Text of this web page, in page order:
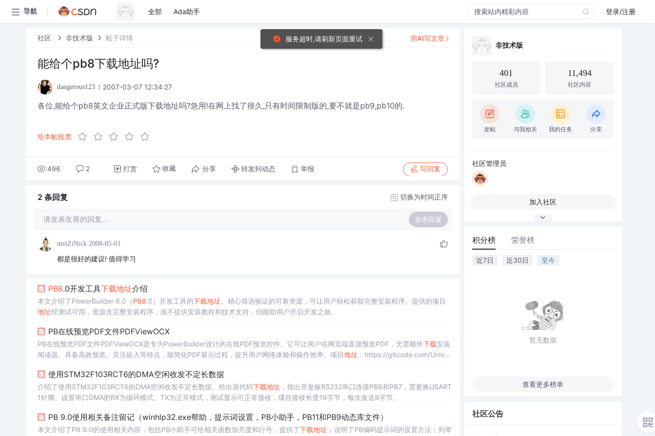
导航 全部 Ada助手 登录/注册
社区 非技术版 帖子详情
能给个pb8下载地址吗?
dangerous123 2007-03-07 12:34:27
各位,能给个pb8英文企业正式版下载地址吗?急用!在网上找了很久,只有时间限制版的,要不就是pb9,pb10的.
给本帖投票
496 2 打赏 收藏 分享 转发到动态 举报 写回复
用AI写文章
2 条回复 切换为时间正序
请发表友善的回复… 发表回复
meiZiNick 2008-05-01
都是很好的建议! 值得学习
PB8.0开发工具下载地址介绍
本文介绍了PowerBuilder 8.0（PB8.0）开发工具的下载地址。精心筛选验证的可靠资源，可让用户轻松获取完整安装程序。提供的项目
地址经测试可用，资源含完整安装程序，虽不提供安装教程和技术支持，但能助用户开启开发之旅。
PB在线预览PDF文件PDFViewOCX
PB在线预览PDF文件PDFViewOCX是专为PowerBuilder设计的在线PDF预览控件。它可让用户在网页端直接预览PDF，无需额外下载安装
阅读器。具备高效预览、灵活嵌入等特点，能简化PDF展示过程，提升用户网络体验和操作效率。项目地址 ：https://gitcode.com/Univer
使用STM32F103RCT6的DMA空闲收发不定长数据
介绍了使用STM32F103RCT6的DMA空闲收发不定长数据。给出源代码下载地址 ，指出开发板RS232串口连接PB6和PB7，需更换USART
1针脚。设置串口DMA的RX为循环模式、TX为正常模式，测试显示可正常接收，缓存接收长度16字节，每次发送8字节。
PB 9.0使用相关备注留记（winhlp32.exe帮助，提示词设置，PB小助手，PB11和PB9动态库文件）
本文介绍了PB 9.0的使用相关内容，包括PB小助手可给相关函数加亮度和行号，提供了下载地址 ；说明了PB编码提示词的设置方法；列举
非技术版
401
社区成员
11,494
社区内容
发帖 与我相关 我的任务 分享
社区管理员
加入社区
积分榜 荣誉榜
近7日 近30日 至今
暂无数据
查看更多榜单
社区公告
服务超时,请刷新页面重试